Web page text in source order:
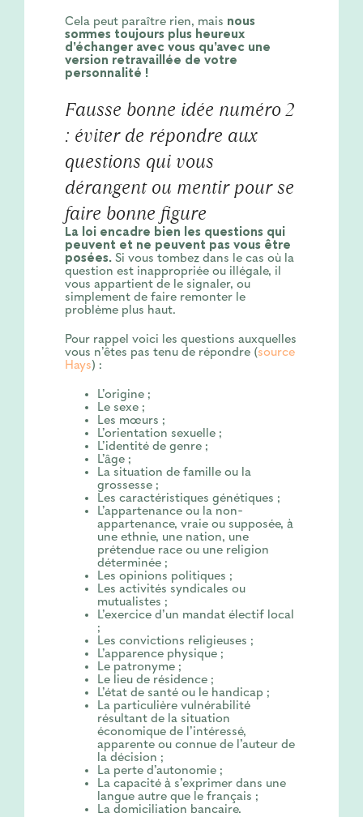
Cela peut paraître rien, mais nous
sommes toujours plus heureux
d’échanger avec vous qu’avec une
version retravaillée de votre
personnalité !
Fausse bonne idée numéro 2
: éviter de répondre aux
questions qui vous
dérangent ou mentir pour se
faire bonne figure
La loi encadre bien les questions qui
peuvent et ne peuvent pas vous être
posées.Si vous tombez dans le cas où la
question est inappropriée ou illégale, il
vous appartient de le signaler, ou
simplement de faire remonter le
problème plus haut.
Pour rappel voici les questions auxquelles
vous n’êtes pas tenu de répondre (source
Hays) :
L’origine ;
Le sexe ;
Les mœurs ;
L’orientation sexuelle ;
L’identité de genre ;
L’âge ;
La situation de famille ou la
grossesse ;
Les caractéristiques génétiques ;
L’appartenance ou la non-
appartenance, vraie ou supposée, à
une ethnie, une nation, une
prétendue race ou une religion
déterminée ;
Les opinions politiques ;
Les activités syndicales ou
mutualistes ;
L’exercice d’un mandat électif local
;
Les convictions religieuses ;
L’apparence physique ;
Le patronyme ;
Le lieu de résidence ;
L’état de santé ou le handicap ;
La particulière vulnérabilité
résultant de la situation
économique de l’intéressé,
apparente ou connue de l’auteur de
la décision ;
La perte d’autonomie ;
La capacité à s’exprimer dans une
langue autre que le français ;
La domiciliation bancaire.